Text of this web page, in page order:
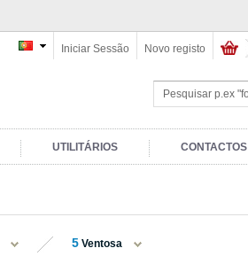
Novo registo
Iniciar Sessão
UTILITÁRIOS CONTACTOS
5 Ventosa